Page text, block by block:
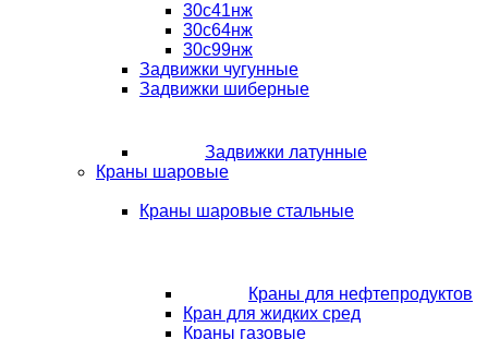
30с41нж
30с64нж
30с99нж
Задвижки чугунные
Задвижки шиберные
Задвижки латунные
Краны шаровые
Краны шаровые стальные
Краны для нефтепродуктов
Кран для жидких сред
Краны газовые